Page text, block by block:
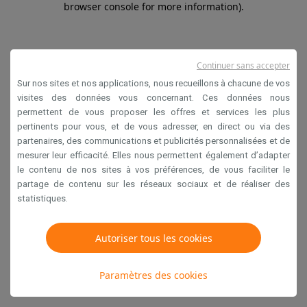
browser console for more information).
Sur nos sites et nos applications, nous recueillons à chacune de vos
visites des données vous concernant. Ces données nous
permettent de vous proposer les offres et services les plus
pertinents pour vous, et de vous adresser, en direct ou via des
partenaires, des communications et publicités personnalisées et de
mesurer leur efficacité. Elles nous permettent également d’adapter
le contenu de nos sites à vos préférences, de vous faciliter le
partage de contenu sur les réseaux sociaux et de réaliser des
statistiques.
Autoriser tous les cookies
Paramètres des cookies
Continuer sans accepter